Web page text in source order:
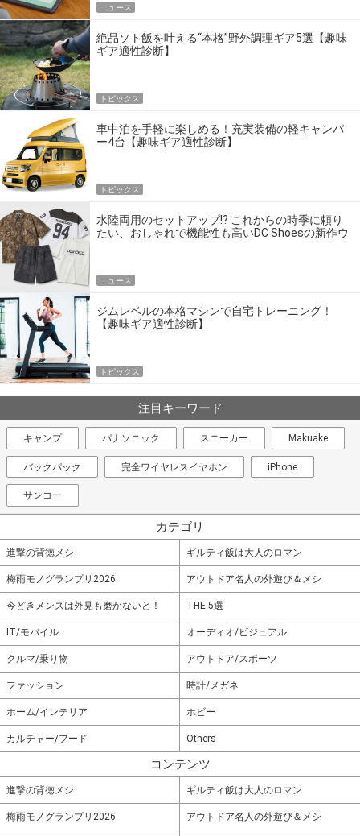
ニュース
絶品ソト飯を叶える“本格”野外調理ギア5選【趣味
ギア適性診断】
トピックス
車中泊を手軽に楽しめる！充実装備の軽キャンパ
ー4台【趣味ギア適性診断】
トピックス
水陸両用のセットアップ!? これからの時季に頼り
たい、おしゃれで機能性も高いDC Shoesの新作ウ
ニュース
ジムレベルの本格マシンで自宅トレーニング！
【趣味ギア適性診断】
トピックス
注目キーワード
キャンプ パナソニック スニーカー Makuake
バックパック 完全ワイヤレスイヤホン iPhone
サンコー
カテゴリ
進撃の背徳メシ ギルティ飯は大人のロマン
梅雨モノグランプリ2026 アウトドア名人の外遊び＆メシ
今どきメンズは外見も磨かないと！ THE 5選
IT/モバイル オーディオ/ビジュアル
クルマ/乗り物 アウトドア/スポーツ
ファッション 時計/メガネ
ホーム/インテリア ホビー
カルチャー/フード Others
コンテンツ
進撃の背徳メシ ギルティ飯は大人のロマン
梅雨モノグランプリ2026 アウトドア名人の外遊び＆メシ